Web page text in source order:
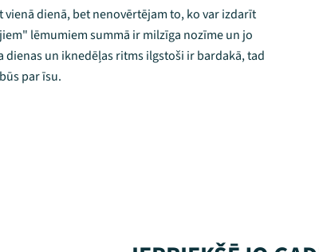
dienā, bet nenovērtējam to, ko var izdarīt
lēmumiem summā ir milzīga nozīme un jo
dienas un iknedēļas ritms ilgstoši ir bardakā, tad
par īsu.